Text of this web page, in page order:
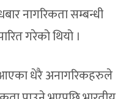
नागरिकता सम्बन्धी
गरेको थियो ।
धेरै अनागरिकहरुले